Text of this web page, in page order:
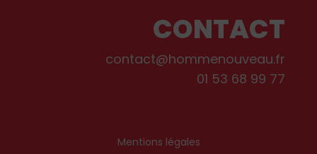
CONTACT
contact@hommenouveau.fr
01 53 68 99 77
Mentions légales